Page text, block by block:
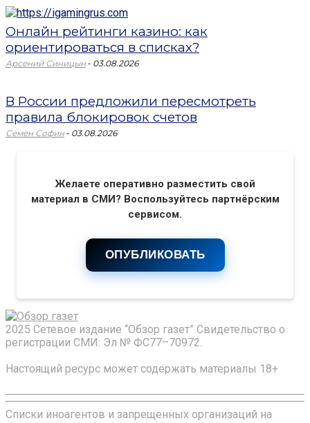
Онлайн рейтинги казино: как
ориентироваться в списках?
Арсений Синицын - 03.08.2026
В России предложили пересмотреть
правила блокировок счетов
Семен Софин - 03.08.2026
Желаете оперативно разместить свой
материал в СМИ? Воспользуйтесь партнёрским
сервисом.
ОПУБЛИКОВАТЬ
2025 Сетевое издание “Обзор газет” Свидетельство о
регистрации СМИ: Эл № ФС77–70972.
Настоящий ресурс может содержать материалы 18+
Списки иноагентов и запрещенных организаций на